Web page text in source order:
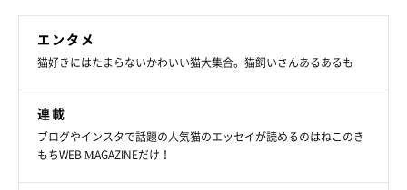
エンタメ
猫好きにはたまらないかわいい猫大集合。猫飼いさんあるあるも
連載
ブログやインスタで話題の人気猫のエッセイが読めるのはねこのき
もちWEB MAGAZINEだけ！